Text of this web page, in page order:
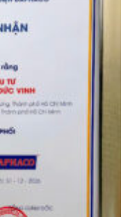
tự động hóa của